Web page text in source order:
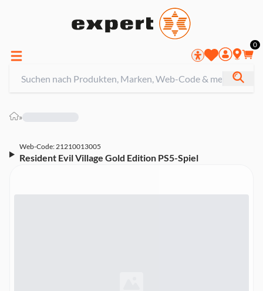
0
»
Web-Code: 21210013005
Resident Evil Village Gold Edition PS5-Spiel